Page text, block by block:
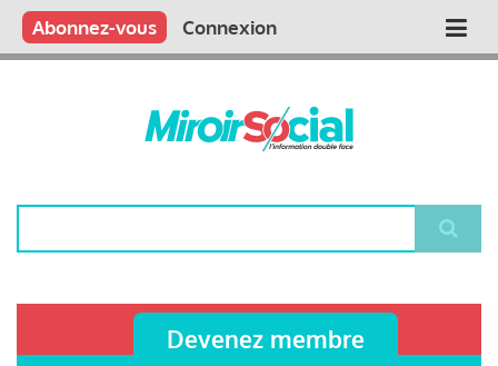
Aller
contenu
Main
Qui sommes nous ?
Vous publiez
Nous publions
Contactez-nous
Abonnez-vous Connexion
Devenez membre